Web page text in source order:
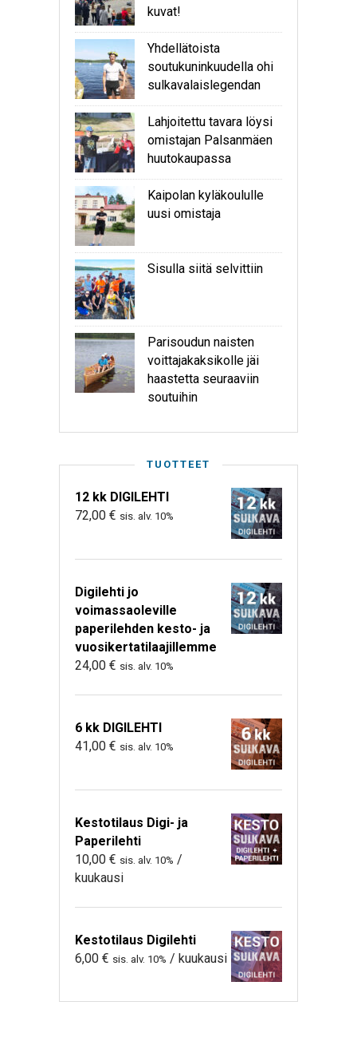
kuvat!
Yhdellätoista
soutukuninkuudella ohi
sulkavalaislegendan
Lahjoitettu tavara löysi
omistajan Palsanmäen
huutokaupassa
Kaipolan kyläkoululle
uusi omistaja
Sisulla siitä selvittiin
Parisoudun naisten
voittajakaksikolle jäi
haastetta seuraaviin
soutuihin
TUOTTEET
12 kk DIGILEHTI
72,00 € sis. alv. 10%
Digilehti jo
voimassaoleville
paperilehden kesto- ja
vuosikertatilaajillemme
24,00 € sis. alv. 10%
6 kk DIGILEHTI
41,00 € sis. alv. 10%
Kestotilaus Digi- ja
Paperilehti
10,00 € sis. alv. 10% /
kuukausi
Kestotilaus Digilehti
6,00 € sis. alv. 10% / kuukausi